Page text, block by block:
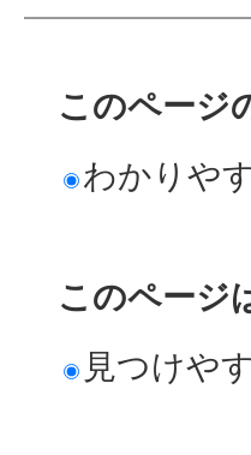
このページ
わかりや
このページ
見つけや